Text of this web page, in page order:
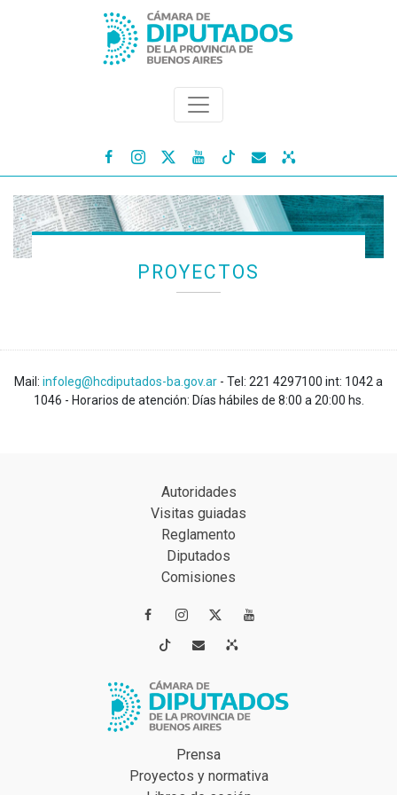
   
PROYECTOS
Mail: infoleg@hcdiputados-ba.gov.ar - Tel: 221 4297100 int: 1042 a
1046 - Horarios de atención: Días hábiles de 8:00 a 20:00 hs.
Autoridades
Visitas guiadas
Reglamento
Diputados
Comisiones
 
 
Prensa
Proyectos y normativa